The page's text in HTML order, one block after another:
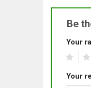
Be
Your
Your